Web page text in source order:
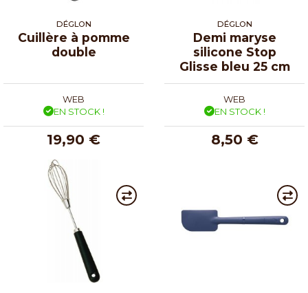
DÉGLON
Cuillère à pomme
double
WEB
EN STOCK !
19,90 €
DÉGLON
Demi maryse
silicone Stop
Glisse bleu 25 cm
WEB
EN STOCK !
8,50 €